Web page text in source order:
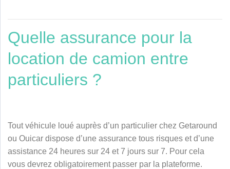
Quelle assurance pour la
location de camion entre
particuliers ?
Tout véhicule loué auprès d’un particulier chez Getaround
ou Ouicar dispose d’une assurance tous risques et d’une
assistance 24 heures sur 24 et 7 jours sur 7. Pour cela
vous devrez obligatoirement passer par la plateforme.